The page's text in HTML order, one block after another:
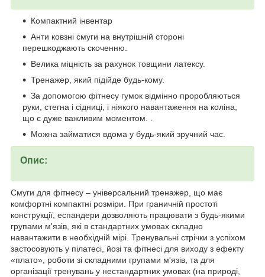
Компактний інвентар
Анти ковзні смуги на внутрішній стороні
перешкоджають скоченню.
Велика міцність за рахунок товщини латексу.
Тренажер, який підійде будь-кому.
За допомогою фітнесу гумок відмінно проробляються
руки, стегна і сідниці, і ніякого навантаження на коліна,
що є дуже важливим моментом. .
Можна займатися вдома у будь-який зручний час.
Опис:
Смуги для фітнесу – універсальний тренажер, що має
комфортні компактні розміри. При граничній простоті
конструкції, еспандери дозволяють працювати з будь-якими
групами м'язів, які в стандартних умовах складно
навантажити в необхідній мірі. Тренувальні стрічки з успіхом
застосовують у пілатесі, йозі та фітнесі для виходу з ефекту
«плато», роботи зі складними групами м'язів, та для
організації тренувань у нестандартних умовах (на природі,